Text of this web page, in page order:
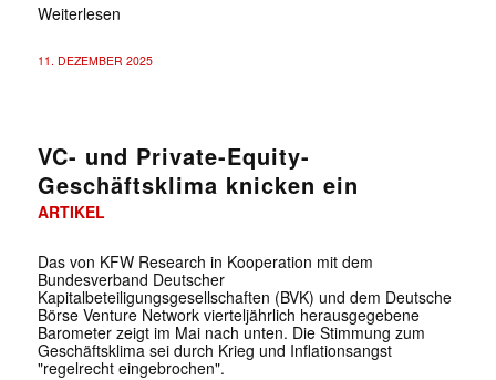
Weiterlesen
11. DEZEMBER 2025
VC- und Private-Equity-
Geschäftsklima knicken ein
ARTIKEL
Das von KFW Research in Kooperation mit dem
Bundesverband Deutscher
Kapitalbeteiligungsgesellschaften (BVK) und dem Deutsche
Börse Venture Network vierteljährlich herausgegebene
Barometer zeigt im Mai nach unten. Die Stimmung zum
Geschäftsklima sei durch Krieg und Inflationsangst
"regelrecht eingebrochen".